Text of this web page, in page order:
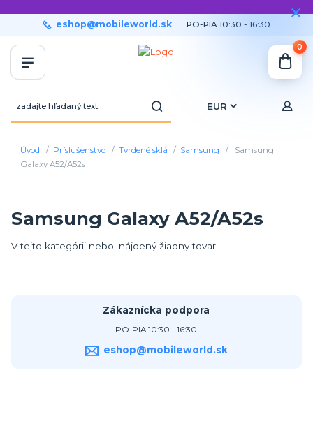
EUR
eshop@mobileworld.sk PO-PIA 10:30 - 16:30
0
Úvod Príslušenstvo Tvrdené sklá Samsung
Samsung
Galaxy A52/A52s
Samsung Galaxy A52/A52s
V tejto kategórii nebol nájdený žiadny tovar.
Zákaznícka podpora
PO-PIA 10:30 - 16:30
eshop@mobileworld.sk